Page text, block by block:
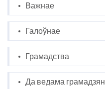
Важнае
Галоўнае
Грамадства
Да ведама грамадзян